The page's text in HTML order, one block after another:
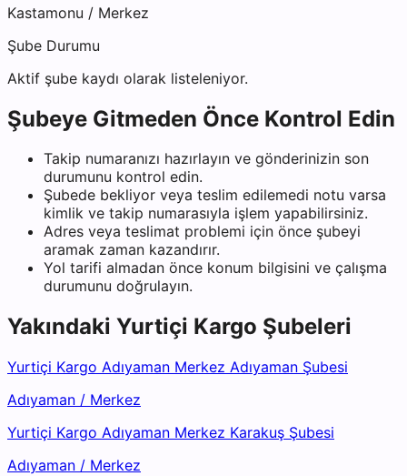
Kastamonu / Merkez
Şube Durumu
Aktif şube kaydı olarak listeleniyor.
Şubeye Gitmeden Önce Kontrol Edin
Takip numaranızı hazırlayın ve gönderinizin son
durumunu kontrol edin.
Şubede bekliyor veya teslim edilemedi notu varsa
kimlik ve takip numarasıyla işlem yapabilirsiniz.
Adres veya teslimat problemi için önce şubeyi
aramak zaman kazandırır.
Yol tarifi almadan önce konum bilgisini ve çalışma
durumunu doğrulayın.
Yakındaki Yurtiçi Kargo Şubeleri
Yurtiçi Kargo Adıyaman Merkez Adıyaman Şubesi
Adıyaman / Merkez
Yurtiçi Kargo Adıyaman Merkez Karakuş Şubesi
Adıyaman / Merkez